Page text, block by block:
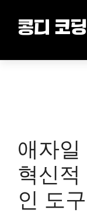
content콩디 코딩
애자
혁신적
인 도